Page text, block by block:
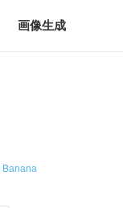
画像生成
Banana